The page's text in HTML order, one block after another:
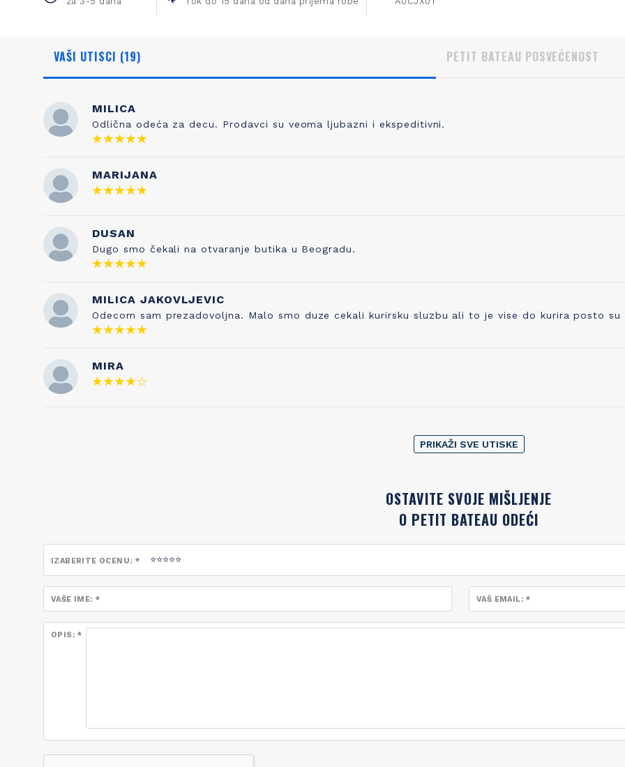
VAŠI UTISCI (19)
MILICA
Odlična odeća za decu. Prodavci su veoma ljubazni i ekspeditivni.
MARIJANA
DUSAN
Dugo smo čekali na otvaranje butika u Beogradu.
MILICA JAKOVLJEVIC
Odecom sam prezadovoljna. Malo smo duze cekali kurirsku sluzbu ali to je vise do kurira posto
MIRA
PRIKAŽI SVE UTISKE
OSTAVITE SVOJE MIŠLJENJE
O PETIT BATEAU ODEĆI
IZABERITE OCENU: *
VAŠE IME: * VAŠ EMAIL: *
OPIS: *
PETIT BATEAU POSVEĆENOST
Otkud ime Petit Bateau? To nema nikakve
veze sa čarapama, prvobitnim poslom
1893. Sve je počelo od njegovog sina
Etiennea, koji je izumeo gaće 1918. godine, a
inspirisan je francuskom vrtićkom
je njegova supruga pevala njihovoj deci. I
tako su brend i ova pesmica postale
neraskidivo povezane!
kvaliteta sve do kraja proizvodne linije. Zato